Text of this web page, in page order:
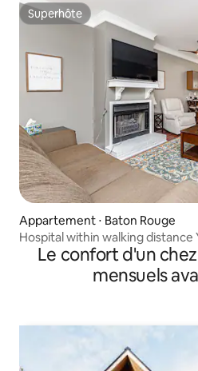
Superhôte
Superhôte
Appartement ⋅ Baton Rouge
Hospital within walking distance
Le confort d'un
mensuels